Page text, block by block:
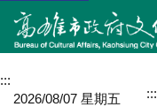
:::
:::
2026/08/07 星期五